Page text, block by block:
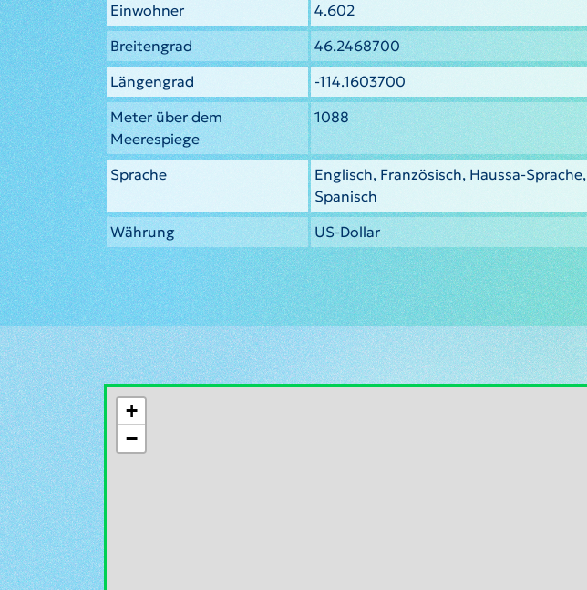
Einwohner
4.602
Breitengrad
46.2468700
Längengrad
-114.1603700
Meter über dem
Meerespiege
1088
Sprache
Englisch, Französisch, Haussa-Sprache,
Spanisch
Währung
US-Dollar
+
−